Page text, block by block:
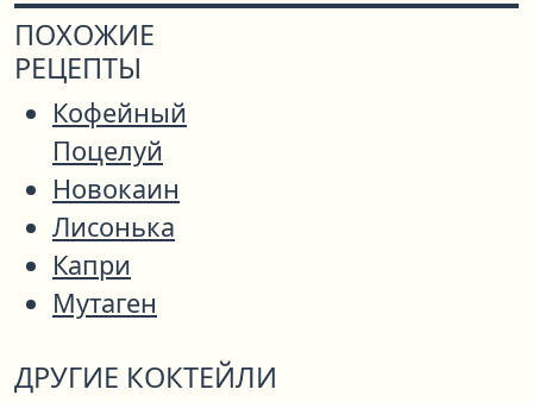
ПОХОЖИЕ
РЕЦЕПТЫ
Кофейный
Поцелуй
Новокаин
Лисонька
Капри
Мутаген
ДРУГИЕ КОКТЕЙЛИ